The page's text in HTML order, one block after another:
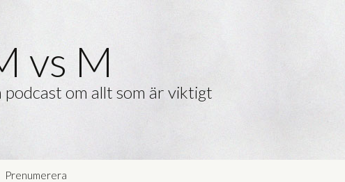
vs M
podcast om allt som är viktigt
Prenumerera